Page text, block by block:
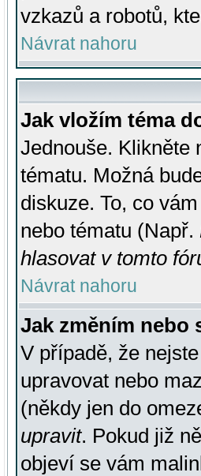
vzkazů a robotů,
Návrat nahoru
Jak vložím téma
Jednouše. Klikněte
tématu. Možná
diskuze. To, co
nebo tématu (Např.
hlasovat v tomto
Návrat nahoru
Jak změním nebo
V případě, že
upravovat nebo
(někdy jen do
upravit. Pokud již
objeví se vám